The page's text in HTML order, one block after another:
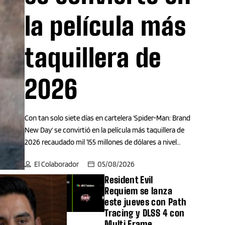
la película más
taquillera de
2026
Con tan solo siete días en cartelera ‘Spider-Man: Brand
New Day‘ se convirtió en la película más taquillera de
2026 recaudado mil 155 millones de dólares a nivel
Holland y Zendaya desbancó a ‘Toy Story’, que tras su
estreno en junio ha acumulado mil 67 millones de
dólares. El hito se suma otros más que ha acumulado el
filme. ‘Spider-Man: Brand New Day’ rompió un récord
histórico de preestrenos al recaudar 72 millones de
El Colaborador 05/08/2026
Resident Evil
Requiem se lanza
este jueves con Path
Tracing y DLSS 4 con